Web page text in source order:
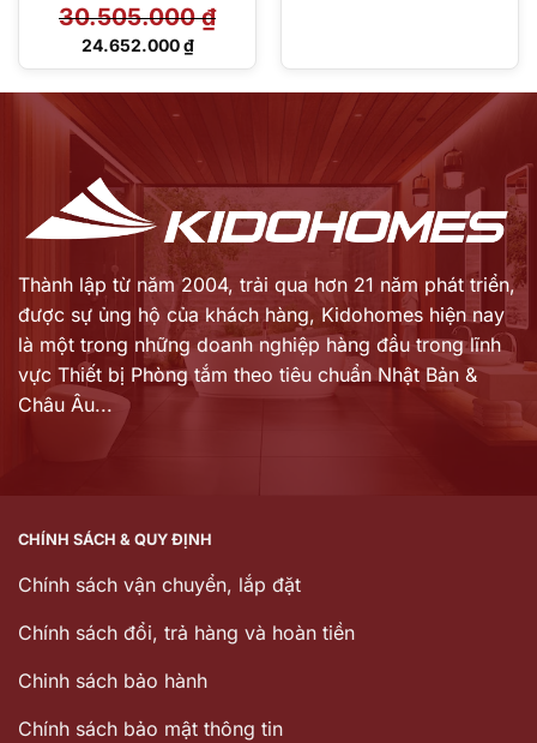
30.505.000₫
Giá
24.652.000₫
Giá
Thành lập từ năm 2004, trải qua hơn 21 năm phát triển,
được sự ủng hộ của khách hàng, Kidohomes hiện nay
là một trong những doanh nghiệp hàng đầu trong lĩnh
vực Thiết bị Phòng tắm theo tiêu chuẩn Nhật Bản &
Châu Âu...
CHÍNH SÁCH & QUY ĐỊNH
Chính sách vận chuyển, lắp đặt
Chính sách đổi, trả hàng và hoàn tiền
Chinh sách bảo hành
Chính sách bảo mật thông tin